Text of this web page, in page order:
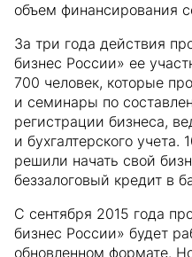
объем финансирования
За три года действия
бизнес России» ее
700 человек, которые
и семинары по
регистрации бизнеса,
и бухгалтерского
решили начать свой
беззалоговый кредит в
С сентября 2015 года
бизнес России» будет
обновленном формате.